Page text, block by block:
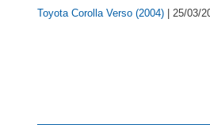
Toyota Corolla Verso (2004) | 25/03/